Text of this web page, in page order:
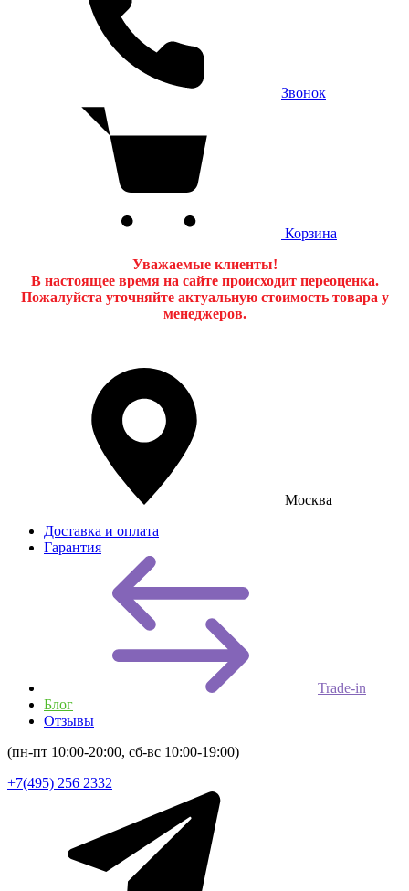
Звонок
Корзина
Уважаемые клиенты!
В настоящее время на сайте происходит переоценка.
Пожалуйста уточняйте актуальную стоимость товара у
менеджеров.
Москва
Доставка и оплата
Гарантия
Trade-in
Блог
Отзывы
(пн-пт 10:00-20:00, сб-вс 10:00-19:00)
+7(495) 256 2332